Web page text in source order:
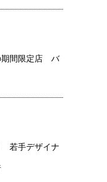
期間限定店 バ
若手デザイナ